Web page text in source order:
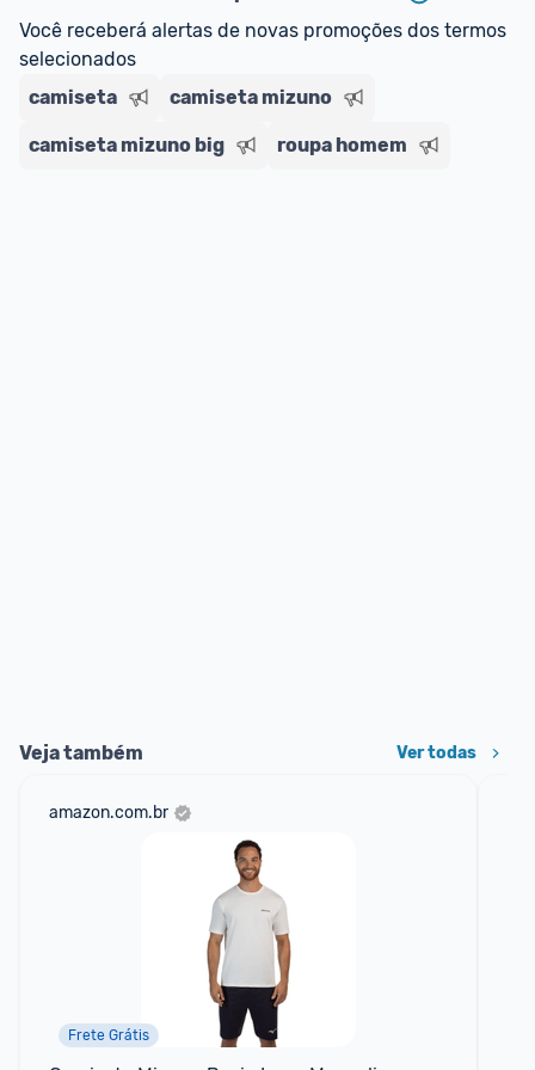
Entrega Expressa: A partir de 2 dias úteis.*
*Confira aqui
Você receberá alertas de novas promoções dos termos
selecionados
camiseta
camiseta mizuno
camiseta mizuno big roupa homem
Veja também Ver todas
amazon.com.br
Frete Grátis